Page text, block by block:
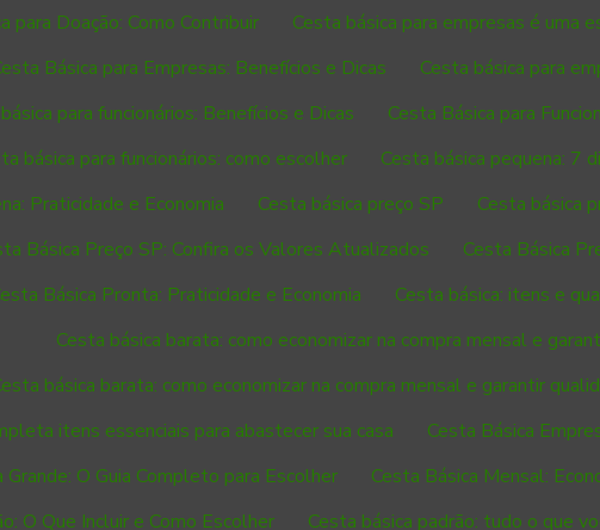
para Doação: Como Contribuir
Cesta básica para empresas é uma
Básica para Empresas: Benefícios e Dicas
Cesta básica para
para funcionários: Benefícios e Dicas
Cesta Básica para
básica para funcionários: como escolher
Cesta básica pequena: 7
Praticidade e Economia
Cesta básica preço SP
Cesta básica
Básica Preço SP: Confira os Valores Atualizados
Cesta Básica
Básica Pronta: Praticidade e Economia
Cesta básica: itens e
Cesta básica barata: como economizar na compra mensal e
básica barata: como economizar na compra mensal e garantir
itens essenciais para abastecer sua casa
Cesta Básica
Grande: O Guia Completo para Escolher
Cesta Básica Mensal:
O Que Incluir e Como Escolher
Cesta básica padrão: tudo o que